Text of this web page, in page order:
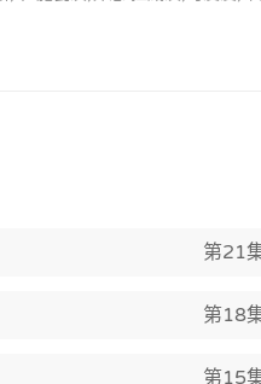
第21
第18
第15